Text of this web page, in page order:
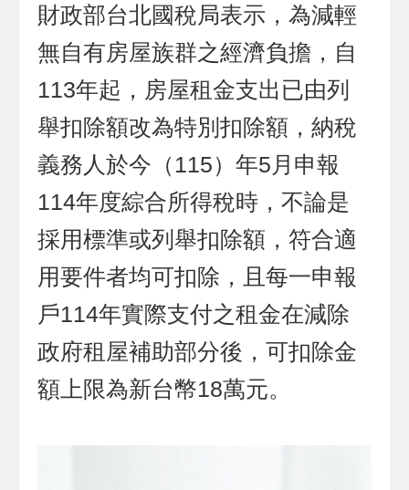
財政部台北國稅局表示，為減輕
無自有房屋族群之經濟負擔，自
113年起，房屋租金支出已由列
舉扣除額改為特別扣除額，納稅
義務人於今（115）年5月申報
114年度綜合所得稅時，不論是
採用標準或列舉扣除額，符合適
用要件者均可扣除，且每一申報
戶114年實際支付之租金在減除
政府租屋補助部分後，可扣除金
額上限為新台幣18萬元。